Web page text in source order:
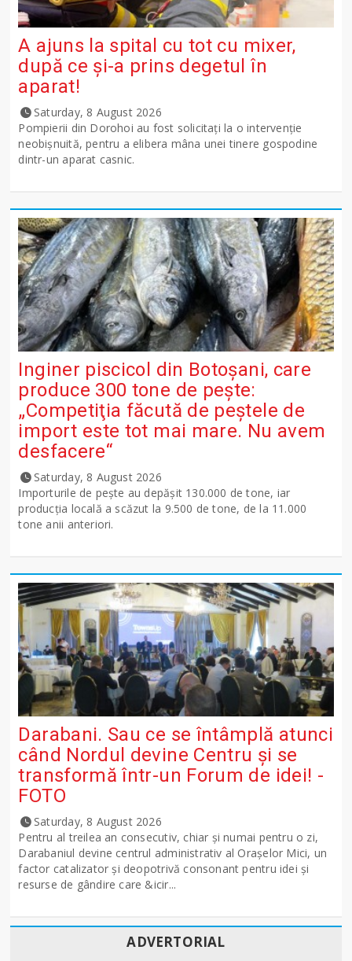
A ajuns la spital cu tot cu mixer,
după ce și-a prins degetul în
aparat!
Saturday, 8 August 2026
Pompierii din Dorohoi au fost solicitați la o intervenție
neobișnuită, pentru a elibera mâna unei tinere gospodine
dintr-un aparat casnic.
Inginer piscicol din Botoşani, care
produce 300 tone de peşte:
„Competiţia făcută de peştele de
import este tot mai mare. Nu avem
desfacere“
Saturday, 8 August 2026
Importurile de peşte au depăşit 130.000 de tone, iar
producţia locală a scăzut la 9.500 de tone, de la 11.000
tone anii anteriori.
Darabani. Sau ce se întâmplă atunci
când Nordul devine Centru și se
transformă într-un Forum de idei! -
FOTO
Saturday, 8 August 2026
Pentru al treilea an consecutiv, chiar și numai pentru o zi,
Darabaniul devine centrul administrativ al Orașelor Mici, un
factor catalizator și deopotrivă consonant pentru idei și
resurse de gândire care &icir...
ADVERTORIAL